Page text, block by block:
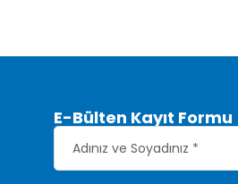
E-Bülten Kayıt Formu